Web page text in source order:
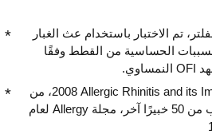
تم الاختبار باستخدام عث الغبار
الحساسية من القطط وفقًا
(7) Allergic Rhinitis and its Impact on Asthma (ARIA) ‏2008، من
تأليف جاي بوسكيت وما يقرب من 50 خبيرًا آخر، مجلة Allergy لعام